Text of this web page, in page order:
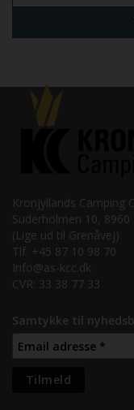
Kronjyllands Camping
Suderholmen 10, 8960
(Lige ud til Grenåvej)
Tlf. +45 87 10 98 70
Info@as-kcc.dk
CVR: 33 38 77 33
Samtykke til